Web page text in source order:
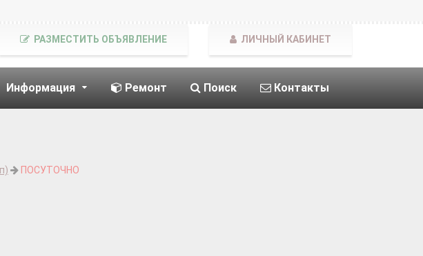
Информация Ремонт Поиск Контакты
РАЗМЕСТИТЬ ОБЪЯВЛЕНИЕ ЛИЧНЫЙ КАБИНЕТ
ПОСУТОЧНО